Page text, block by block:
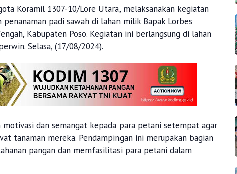
Koramil 1307-10/Lore Utara, melaksanakan kegiatan
padi sawah di lahan milik Bapak Lorbes
Kabupaten Poso. Kegiatan ini berlangsung di lahan
Selasa, (17/08/2024).
dan semangat kepada para petani setempat agar
tanaman mereka. Pendampingan ini merupakan bagian
pangan dan memfasilitasi para petani dalam